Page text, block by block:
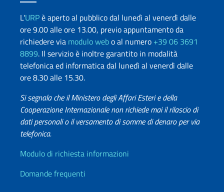
L'URPè aperto al pubblico dal lunedì al venerdì dalle
ore 9.00 alle ore 13.00, previo appuntamento da
richiedere via modulo webo al numero +39 06 3691
8899. Il servizio è inoltre garantito in modalità
telefonica ed informatica dal lunedì al venerdì dalle
ore 8.30 alle 15.30.
Si segnala che il Ministero degli Affari Esteri e della
Cooperazione Internazionale non richiede mai il rilascio di
dati personali o il versamento di somme di denaro per via
telefonica.
Info utili
Modulo di richiesta informazioni
Domande frequenti